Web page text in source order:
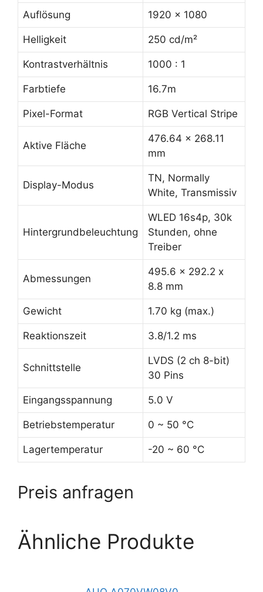
Auflösung 1920 x 1080
Helligkeit 250 cd/m²
Kontrastverhältnis 1000 : 1
Farbtiefe 16.7m
Pixel-Format RGB Vertical Stripe
Aktive Fläche
476.64 x 268.11
mm
Display-Modus
TN, Normally
White, Transmissiv
Hintergrundbeleuchtung
WLED 16s4p, 30k
Stunden, ohne
Treiber
Abmessungen
495.6 x 292.2 x
8.8 mm
Gewicht 1.70 kg (max.)
Reaktionszeit 3.8/1.2 ms
Schnittstelle
LVDS (2 ch 8-bit)
30 Pins
Eingangsspannung 5.0 V
Betriebstemperatur 0 ~ 50 °C
Lagertemperatur -20 ~ 60 °C
Preis anfragen
Ähnliche Produkte